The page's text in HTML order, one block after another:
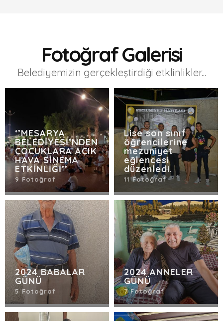
Fotoğraf Galerisi
Belediyemizin gerçekleştirdiği etklinlikler...
‘’MESARYA
BELEDİYESİ’NDEN
ÇOCUKLARA AÇIK
HAVA SİNEMA
ETKİNLİĞİ’’
9 Fotoğraf
Lise son sınıf
öğrencilerine
mezuniyet
eğlencesi
düzenledi.
11 Fotoğraf
2024 BABALAR
GÜNÜ
5 Fotoğraf
2024 ANNELER
GÜNÜ
7 Fotoğraf